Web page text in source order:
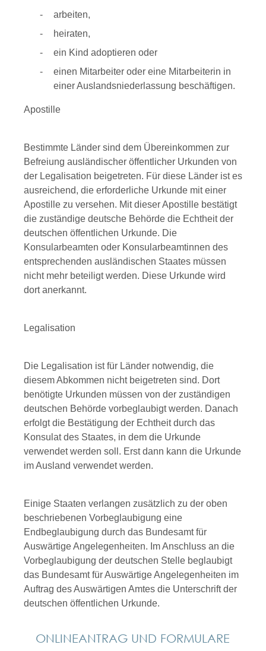
arbeiten,
heiraten,
ein Kind adoptieren oder
einen Mitarbeiter oder eine Mitarbeiterin in
einer Auslandsniederlassung beschäftigen.
Apostille
Bestimmte Länder sind dem Übereinkommen zur
Befreiung ausländischer öffentlicher Urkunden von
der Legalisation beigetreten. Für diese Länder ist es
ausreichend, die erforderliche Urkunde mit einer
Apostille zu versehen. Mit dieser Apostille bestätigt
die zuständige deutsche Behörde die Echtheit der
deutschen öffentlichen Urkunde. Die
Konsularbeamten oder Konsularbeamtinnen des
entsprechenden ausländischen Staates müssen
nicht mehr beteiligt werden. Diese Urkunde wird
dort anerkannt.
Legalisation
Die Legalisation ist für Länder notwendig, die
diesem Abkommen nicht beigetreten sind. Dort
benötigte Urkunden müssen von der zuständigen
deutschen Behörde vorbeglaubigt werden. Danach
erfolgt die Bestätigung der Echtheit durch das
Konsulat des Staates, in dem die Urkunde
verwendet werden soll. Erst dann kann die Urkunde
im Ausland verwendet werden.
Einige Staaten verlangen zusätzlich zu der oben
beschriebenen Vorbeglaubigung eine
Endbeglaubigung durch das Bundesamt für
Auswärtige Angelegenheiten. Im Anschluss an die
Vorbeglaubigung der deutschen Stelle beglaubigt
das Bundesamt für Auswärtige Angelegenheiten im
Auftrag des Auswärtigen Amtes die Unterschrift der
deutschen öffentlichen Urkunde.
ONLINEANTRAG UND FORMULARE